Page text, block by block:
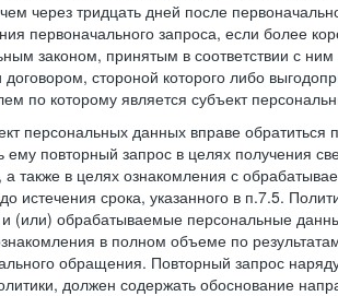
через тридцать дней после
первоначального запроса, если более
законом, принятым в соответствии с
договором, стороной которого либо
по которому является субъект
персональных данных вправе обратиться
ему повторный запрос в целях получения
а также в целях ознакомления с
истечения срока, указанного в п.7.5.
(или) обрабатываемые персональные
в полном объеме по
обращения. Повторный запрос
должен содержать обоснование